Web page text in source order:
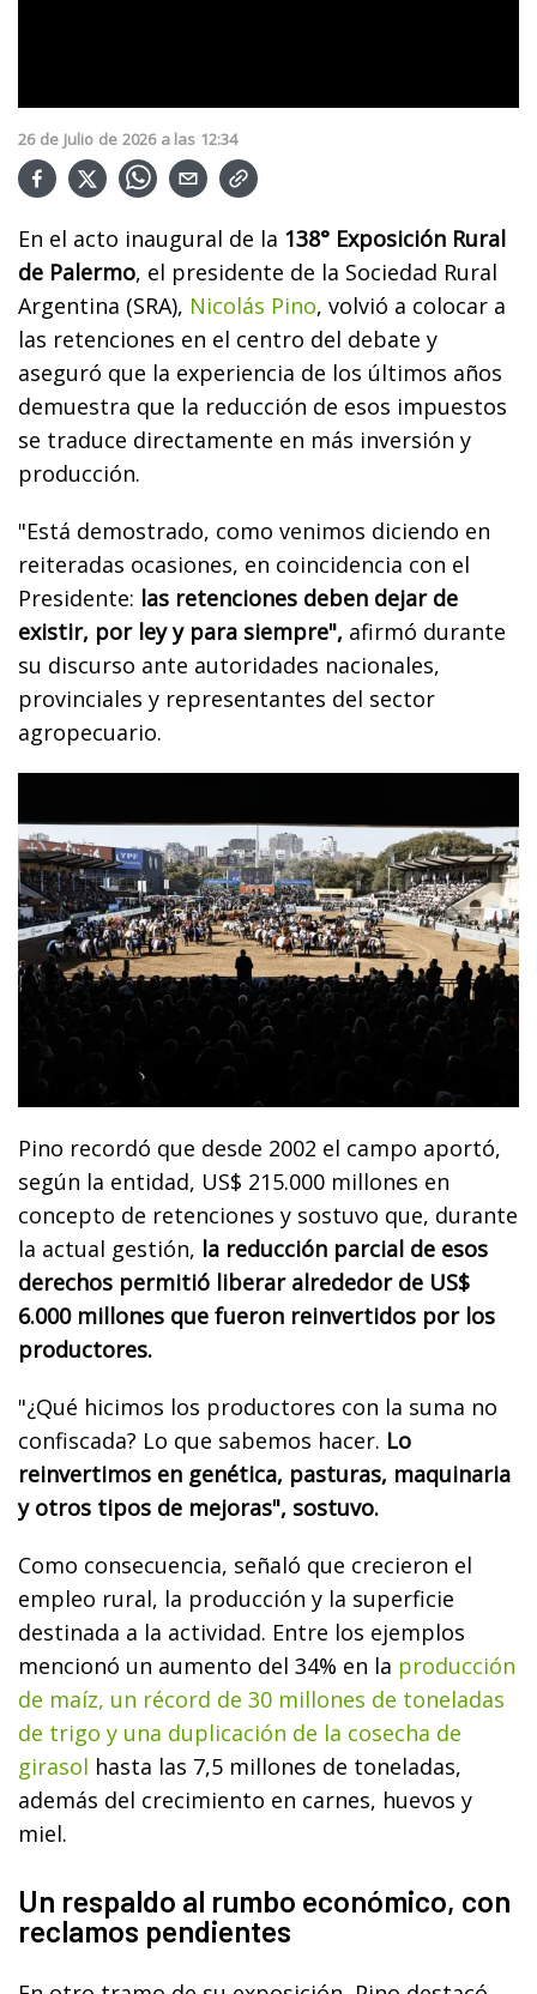
26 de Julio de 2026 a las 12:34
En el acto inaugural de la 138° Exposición Rural
de Palermo, el presidente de la Sociedad Rural
Argentina (SRA), Nicolás Pino, volvió a colocar a
las retenciones en el centro del debate y
aseguró que la experiencia de los últimos años
demuestra que la reducción de esos impuestos
se traduce directamente en más inversión y
producción.
"Está demostrado, como venimos diciendo en
reiteradas ocasiones, en coincidencia con el
Presidente: las retenciones deben dejar de
existir, por ley y para siempre", afirmó durante
su discurso ante autoridades nacionales,
provinciales y representantes del sector
agropecuario.
Pino recordó que desde 2002 el campo aportó,
según la entidad, US$ 215.000 millones en
concepto de retenciones y sostuvo que, durante
la actual gestión, la reducción parcial de esos
derechos permitió liberar alrededor de US$
6.000 millones que fueron reinvertidos por los
productores.
"¿Qué hicimos los productores con la suma no
confiscada? Lo que sabemos hacer. Lo
reinvertimos en genética, pasturas, maquinaria
y otros tipos de mejoras", sostuvo.
Como consecuencia, señaló que crecieron el
empleo rural, la producción y la superficie
destinada a la actividad. Entre los ejemplos
mencionó un aumento del 34% en la producción
de maíz, un récord de 30 millones de toneladas
de trigo y una duplicación de la cosecha de
girasol hasta las 7,5 millones de toneladas,
además del crecimiento en carnes, huevos y
miel.
Un respaldo al rumbo económico, con
reclamos pendientes